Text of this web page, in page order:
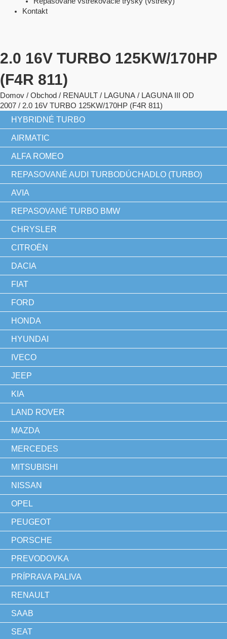
Kontakt
2.0 16V TURBO 125KW/170HP
(F4R 811)
Domov / Obchod / RENAULT / LAGUNA / LAGUNA III OD
2007 / 2.0 16V TURBO 125KW/170HP (F4R 811)
HYBRIDNÉ TURBO
AIRMATIC
ALFA ROMEO
REPASOVANÉ AUDI TURBODÚCHADLO (TURBO)
AVIA
REPASOVANÉ TURBO BMW
CHRYSLER
CITROËN
DACIA
FIAT
FORD
HONDA
HYUNDAI
IVECO
JEEP
KIA
LAND ROVER
MAZDA
MERCEDES
MITSUBISHI
NISSAN
OPEL
PEUGEOT
PORSCHE
PREVODOVKA
PRÍPRAVA PALIVA
RENAULT
SAAB
SEAT